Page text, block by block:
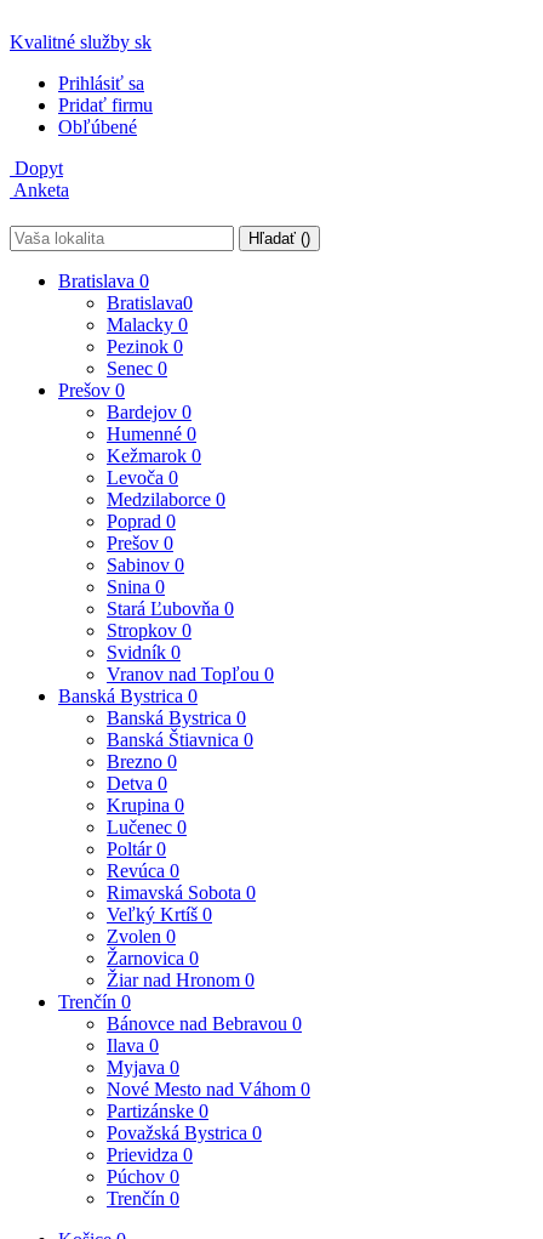
Kvalitné služby sk
Prihlásiť sa
Pridať firmu
Obľúbené
Dopyt
Anketa
Hľadať ()
Bratislava0
Bratislava0
Malacky0
Pezinok0
Senec0
Prešov0
Bardejov0
Humenné0
Kežmarok0
Levoča0
Medzilaborce0
Poprad0
Prešov0
Sabinov0
Snina0
Stará Ľubovňa0
Stropkov0
Svidník0
Vranov nad Topľou0
Banská Bystrica0
Banská Bystrica0
Banská Štiavnica0
Brezno0
Detva0
Krupina0
Lučenec0
Poltár0
Revúca0
Rimavská Sobota0
Veľký Krtíš0
Zvolen0
Žarnovica0
Žiar nad Hronom0
Trenčín0
Bánovce nad Bebravou0
Ilava0
Myjava0
Nové Mesto nad Váhom0
Partizánske0
Považská Bystrica0
Prievidza0
Púchov0
Trenčín0